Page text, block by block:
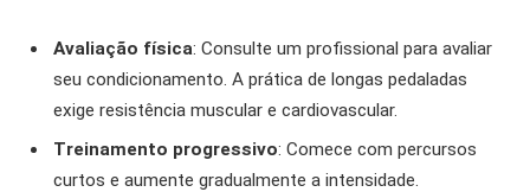
Avaliação física: Consulte um profissional para avaliar
seu condicionamento. A prática de longas pedaladas
exige resistência muscular e cardiovascular.
Treinamento progressivo: Comece com percursos
curtos e aumente gradualmente a intensidade.